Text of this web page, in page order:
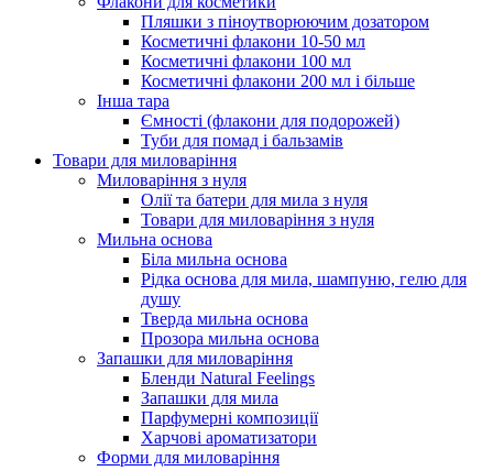
Пляшки з піноутворюючим дозатором
Косметичні флакони 10-50 мл
Косметичні флакони 100 мл
Косметичні флакони 200 мл і більше
Інша тара
Ємності (флакони для подорожей)
Туби для помад і бальзамів
Товари для миловаріння
Миловаріння з нуля
Олії та батери для мила з нуля
Товари для миловаріння з нуля
Мильна основа
Біла мильна основа
Рідка основа для мила, шампуню, гелю для
душу
Тверда мильна основа
Прозора мильна основа
Запашки для миловаріння
Бленди Natural Feelings
Запашки для мила
Парфумерні композиції
Харчові ароматизатори
Форми для миловаріння